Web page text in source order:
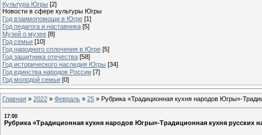
Культура Югры [2]
Новости в сфере культуры Югры
Год взаимопомощи в Югре [1]
Год педагога и наставника [5]
Музей о музее [8]
Год семьи [10]
Год народного сплочения в Югре [5]
Год защитника отечества [58]
Год исторического наследия Югры [34]
Год единства народов России [7]
Год молодой семьи [0]
Главная » 2022 » Февраль » 25 » Рубрика «Традиционная кухня народов Югры»-
17:00
Рубрика «Традиционная кухня народов Югры»-Традиционная кухня русских